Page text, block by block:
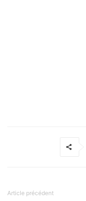
Article précédent